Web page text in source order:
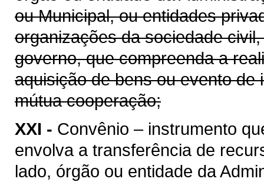
ou Municipal, ou entidades
organizações da sociedade
governo, que compreenda a
aquisição de bens ou evento
mútua cooperação;
XXI - Convênio – instrumento
envolva a transferência de
lado, órgão ou entidade da